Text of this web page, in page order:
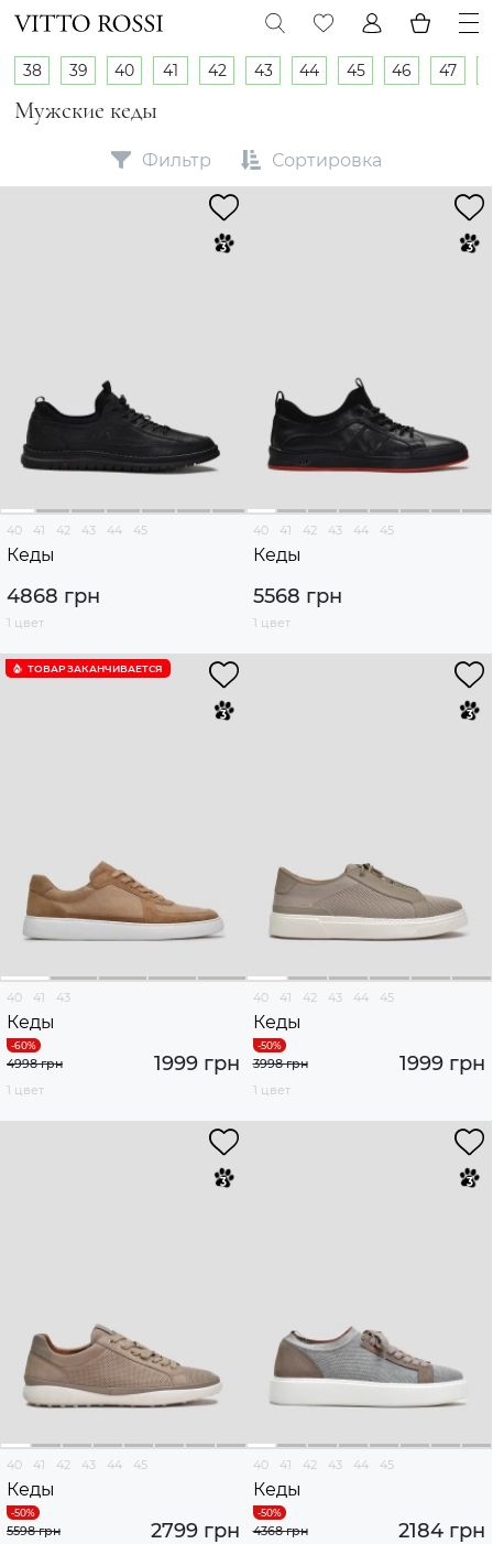
Мужские кеды
38 39 40 41 42 43 44 45 46 47
Фильтр Сортировка
40 41 42 43 44 45
Кеды
4868 грн
1 цвет
40 41 42 43 44 45
Кеды
5568 грн
1 цвет
ТОВАР ЗАКАНЧИВАЕТСЯ
40 41 43
Кеды
1999 грн
4998 грн
1 цвет
40 41 42 43 44 45
Кеды
1999 грн
3998 грн
1 цвет
40 41 42 43 44 45
Кеды
2799 грн
5598 грн
40 41 42 43 44 45
Кеды
2184 грн
4368 грн